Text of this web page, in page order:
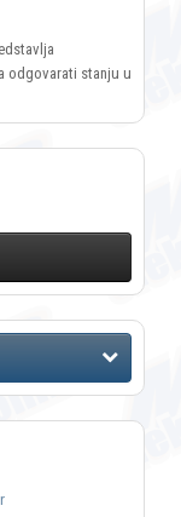
odgovarati stanju u